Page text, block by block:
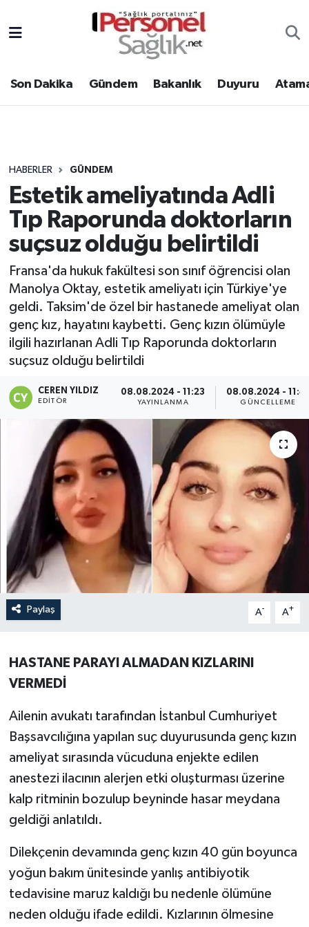
Son Dakika Gündem Bakanlık Duyuru
HABERLER GÜNDEM
Estetik ameliyatında Adli
Tıp Raporunda doktorların
suçsuz olduğu belirtildi
Fransa'da hukuk fakültesi son sınıf öğrencisi olan
Manolya Oktay, estetik ameliyatı için Türkiye'ye
geldi. Taksim'de özel bir hastanede ameliyat olan
genç kız, hayatını kaybetti. Genç kızın ölümüyle
ilgili hazırlanan Adli Tıp Raporunda doktorların
suçsuz olduğu belirtildi
CEREN YILDIZ
EDITÖR
08.08.2024 - 11:23
YAYINLANMA
08.08.2024 -
GÜNCELLEME
Paylaş A- A+
HASTANE PARAYI ALMADAN KIZLARINI
VERMEDİ
Ailenin avukatı tarafından İstanbul Cumhuriyet
Başsavcılığına yapılan suç duyurusunda genç kızın
ameliyat sırasında vücuduna enjekte edilen
anestezi ilacının alerjen etki oluşturması üzerine
kalp ritminin bozulup beyninde hasar meydana
geldiği anlatıldı.
Dilekçenin devamında genç kızın 40 gün boyunca
yoğun bakım ünitesinde yanlış antibiyotik
tedavisine maruz kaldığı bu nedenle ölümüne
neden olduğu ifade edildi. Kızlarının ölmesine
Gündem
Atamalar
Mevzuat
Sendika
Kpss - Sınav
Nöbetçi Eczaneler
Hava Durumu
Tüm Manşetler
Son Dakika Haberleri
Haber Arşivi